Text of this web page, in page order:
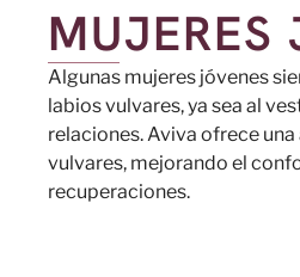
MUJERES
Algunas mujeres jóvenes
labios vulvares, ya sea al
relaciones. Aviva ofrece
vulvares, mejorando el
recuperaciones.